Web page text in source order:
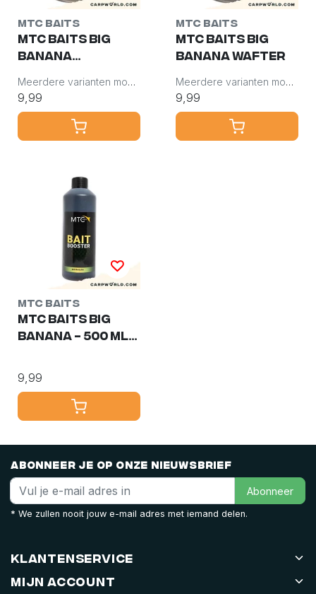
MTC Baits
MTC Baits Big
Banana
Meerdere varianten mogelijk
9,99
MTC Baits
MTC Baits Big
Banana Wafter
Meerdere varianten mogelijk
9,99
MTC Baits
MTC Baits Big
Banana - 500 ml
9,99
Abonneer je op onze nieuwsbrief
Abonneer
* We zullen nooit jouw e-mail adres met iemand delen.
Klantenservice
Mijn account